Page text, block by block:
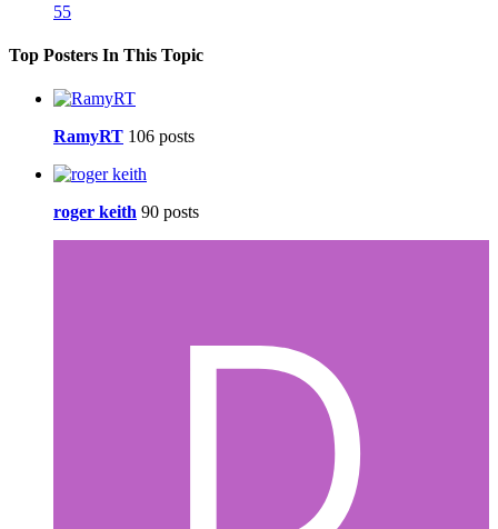
55
Top Posters In This Topic
RamyRT 106 posts
roger keith 90 posts